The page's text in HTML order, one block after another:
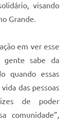
visando
Grande.
em ver esse
gente sabe da
quando essas
das pessoas
de poder
comunidade”,